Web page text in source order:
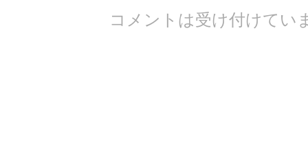
コメントは受け付けてい